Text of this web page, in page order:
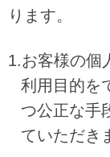
ります。
1.お客様の個
利用目的を
つ公正な手
ていただき